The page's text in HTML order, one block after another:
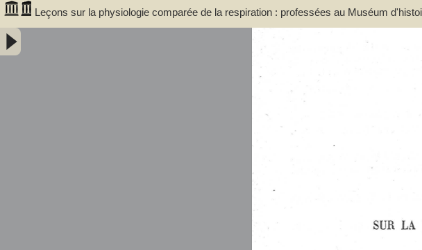
Leçons sur la physiologie comparée de la respiration : professées au Muséum